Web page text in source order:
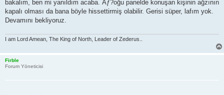
bakalım, ben mi yanıldım acaba. Ãƒ?oğu panelde konuşan kişinin ağzının
kapalı olması da bana böyle hissettirmiş olabilir. Gerisi süper, lafım yok.
Devamını bekliyoruz.
I am Lord Amean, The King of North, Leader of Zederus..
Firble
Forum Yöneticisi